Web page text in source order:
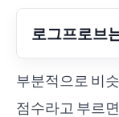
로그프로브
부분적으로 비
점수라고 부르